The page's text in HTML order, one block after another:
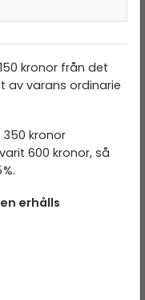
med (1):
varav 300
Alltså
ingen
att de
behöver alltså
alternativ A
chokladaskar
lakrits.
många
kronor från det
av varans ordinarie
350 kronor
600 kronor, så
erhålls